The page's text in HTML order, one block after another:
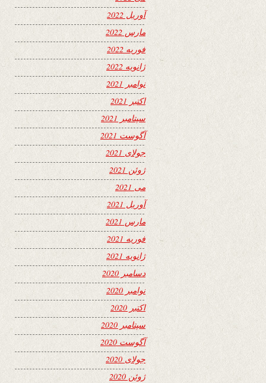
آوریل 2022
مارس 2022
فوریه 2022
ژانویه 2022
نوامبر 2021
اکتبر 2021
سپتامبر 2021
آگوست 2021
جولای 2021
ژوئن 2021
می 2021
آوریل 2021
مارس 2021
فوریه 2021
ژانویه 2021
دسامبر 2020
نوامبر 2020
اکتبر 2020
سپتامبر 2020
آگوست 2020
جولای 2020
ژوئن 2020